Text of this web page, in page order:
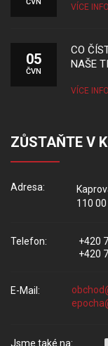
ČVN
VÍCE
05
ČVN
CO
NAŠE
VÍCE
ZŮSTAŇTE V
Adresa:
110 00
Telefon: +420
+420
E-Mail:
Jsme také na: